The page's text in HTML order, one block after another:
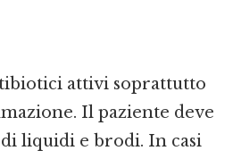
attivi soprattutto
Il paziente deve
liquidi e brodi. In casi